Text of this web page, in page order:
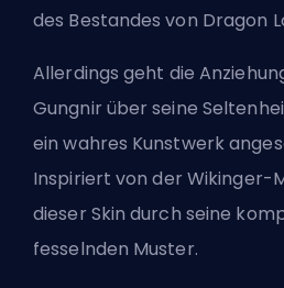
des Bestandes von Dragon
Allerdings geht die
Gungnir über seine
ein wahres Kunstwerk
Inspiriert von der Wikinger-
dieser Skin durch seine
fesselnden Muster.